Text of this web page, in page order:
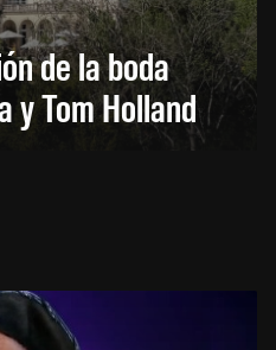
de la boda
y Tom Holland